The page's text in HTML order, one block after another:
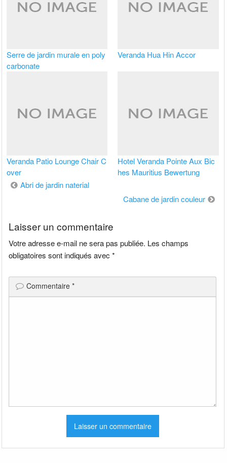
Serre de jardin murale en poly
carbonate
Veranda Hua Hin Accor
Veranda Patio Lounge Chair C
over
Hotel Veranda Pointe Aux Bic
hes Mauritius Bewertung
Navigation
Abri de jardin naterial
Cabane de jardin couleur
Laisser un commentaire
Votre adresse e-mail ne sera pas publiée. Les champs
obligatoires sont indiqués avec*
Commentaire*